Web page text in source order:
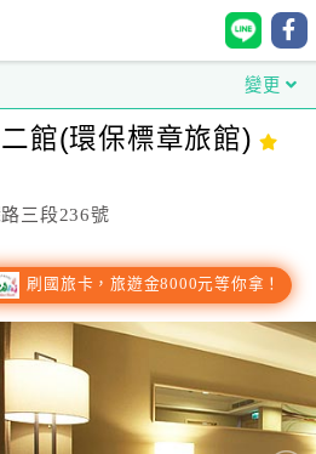
變更
館(環保標章旅館)
三段236號
刷國旅卡，旅遊金8000元等你拿！